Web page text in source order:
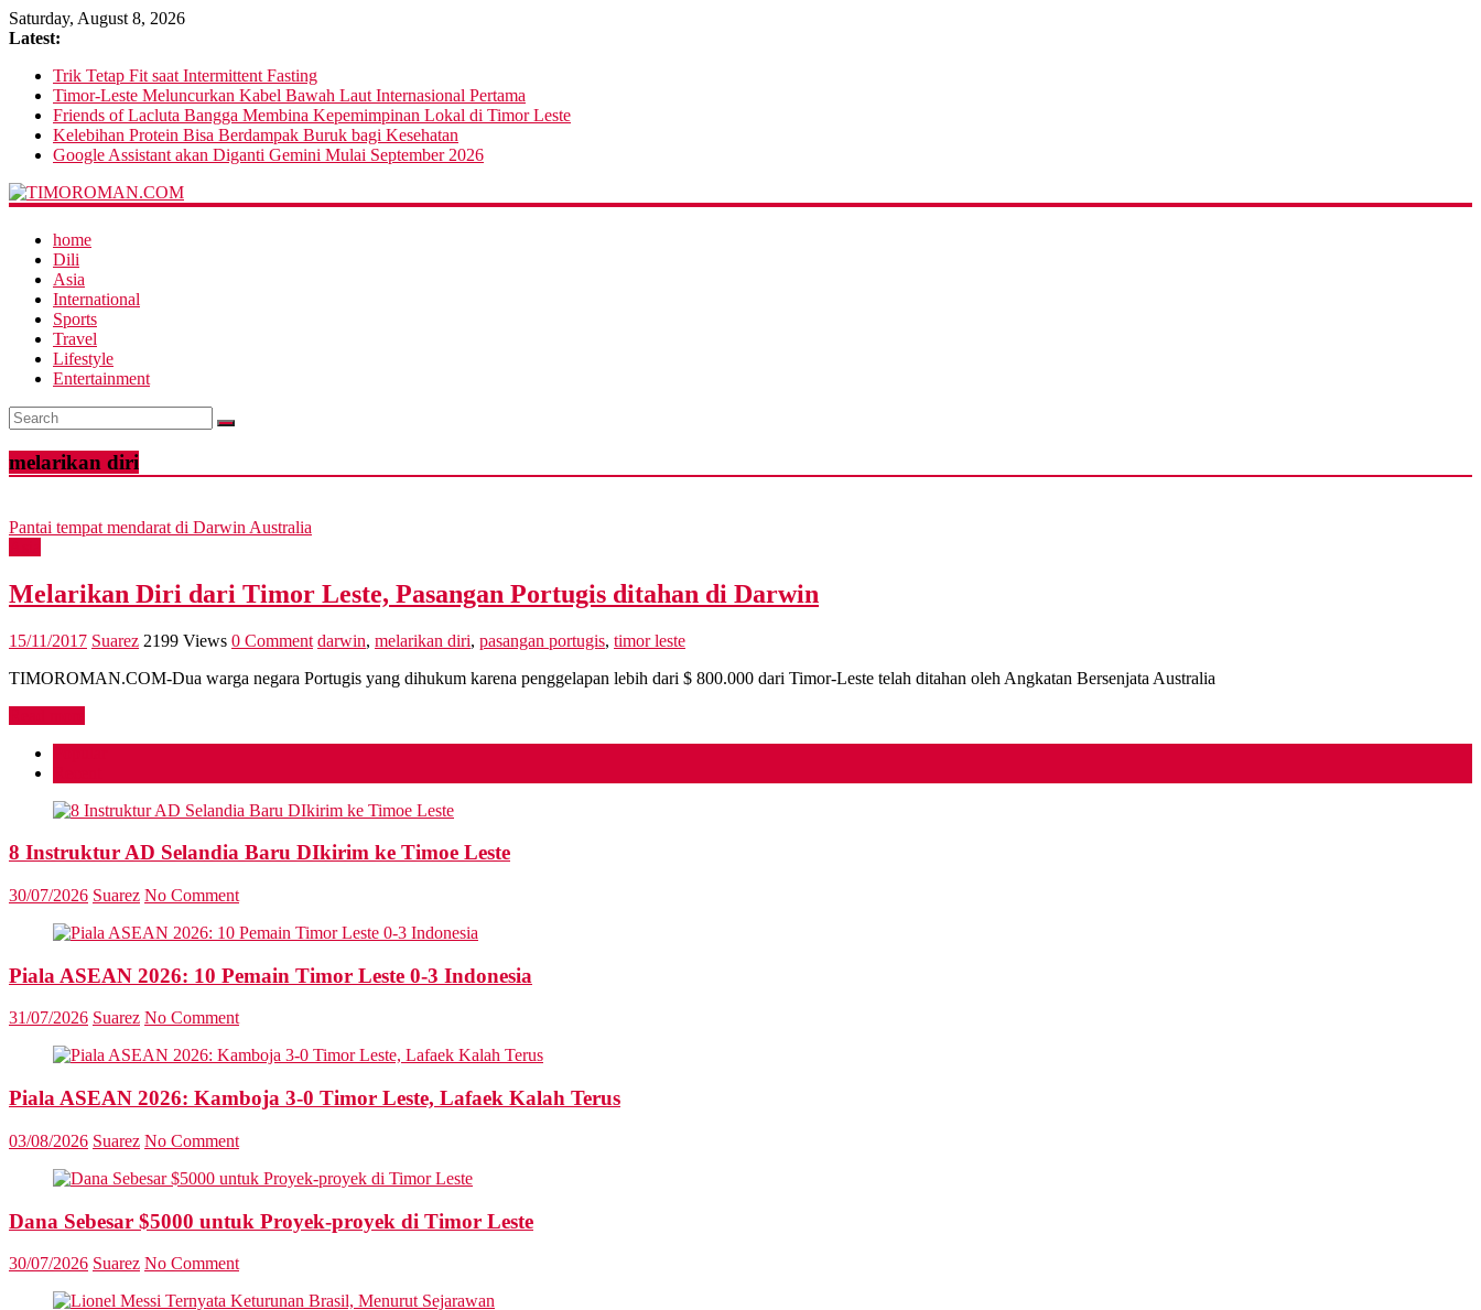
Saturday, August 8, 2026
Latest:
Trik Tetap Fit saat Intermittent Fasting
Timor-Leste Meluncurkan Kabel Bawah Laut Internasional Pertama
Friends of Lacluta Bangga Membina Kepemimpinan Lokal di Timor Leste
Kelebihan Protein Bisa Berdampak Buruk bagi Kesehatan
Google Assistant akan Diganti Gemini Mulai September 2026
home
Dili
Asia
International
Sports
Travel
Lifestyle
Entertainment
melarikan diri
Pantai tempat mendarat di Darwin Australia
Melarikan Diri dari Timor Leste, Pasangan Portugis ditahan di Darwin
15/11/2017 Suarez 2199 Views 0 Comment darwin, melarikan diri, pasangan portugis, timor leste
TIMOROMAN.COM-Dua warga negara Portugis yang dihukum karena penggelapan lebih dari $ 800.000 dari Timor-Leste telah ditahan oleh Angkatan Bersenjata Australia
8 Instruktur AD Selandia Baru DIkirim ke Timoe Leste
30/07/2026 Suarez No Comment
Piala ASEAN 2026: 10 Pemain Timor Leste 0-3 Indonesia
31/07/2026 Suarez No Comment
Piala ASEAN 2026: Kamboja 3-0 Timor Leste, Lafaek Kalah Terus
03/08/2026 Suarez No Comment
Dana Sebesar $5000 untuk Proyek-proyek di Timor Leste
30/07/2026 Suarez No Comment